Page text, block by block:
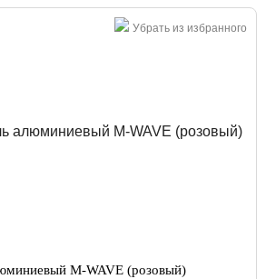
Убрать из избранного
M-WAVE (розовый)